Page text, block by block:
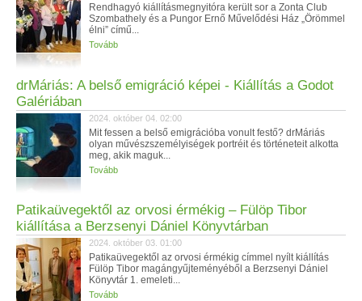
Rendhagyó kiállításmegnyitóra került sor a Zonta Club
Szombathely és a Pungor Ernő Művelődési Ház „Örömmel
élni” című...
Tovább
drMáriás: A belső emigráció képei - Kiállítás a Godot
Galériában
2024. október 04. 02:00
Mit fessen a belső emigrációba vonult festő? drMáriás
olyan művészszemélyiségek portréit és történeteit alkotta
meg, akik maguk...
Tovább
Patikaüvegektől az orvosi érmékig – Fülöp Tibor
kiállítása a Berzsenyi Dániel Könyvtárban
2024. október 03. 01:00
Patikaüvegektől az orvosi érmékig címmel nyílt kiállítás
Fülöp Tibor magángyűjteményéből a Berzsenyi Dániel
Könyvtár 1. emeleti...
Tovább